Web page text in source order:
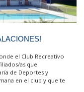
el Club Recreativo
as que
de Deportes y
en el club y que te